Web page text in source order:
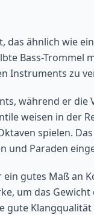
das ähnlich wie
Bass-Trommel
Instruments zu
während er die
weisen in der
spielen.
und Paraden
gutes Maß an
um das
gute Klangqualität